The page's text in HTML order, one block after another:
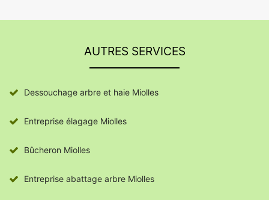
AUTRES SERVICES
Dessouchage arbre et haie Miolles
Entreprise élagage Miolles
Bûcheron Miolles
Entreprise abattage arbre Miolles